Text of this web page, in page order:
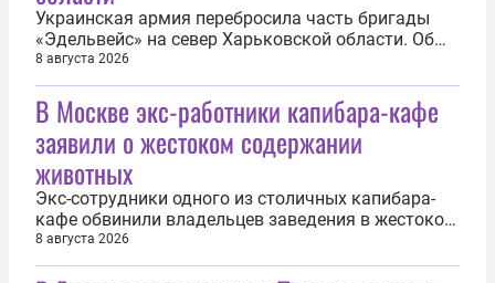
Украинская армия перебросила часть бригады
«Эдельвейс» на север Харьковской области. Об
этом 8 августа сообщили в российских силовых
структурах. «На фоне продвижения наших войск
на севере Харьковской области противник
перебросил на данный участок фронта из
Славянска находящиеся в резерве...
8 августа 2026
В Москве экс-работники капибара-кафе
заявили о жестоком содержании
животных
Экс-сотрудники одного из столичных капибара-
кафе обвинили владельцев заведения в жестоком
обращении с животными. Об этом 8 августа
сообщил Telegram-канал «112». По словам бывших
8 августа 2026